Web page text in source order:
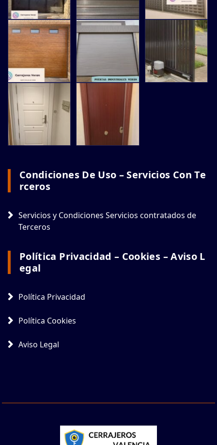
Condiciones De Uso – Servicios Con Te
Rceros
Servicios y Condiciones Servicios contratados de
Terceros
Política Privacidad – Cookies – Aviso L
Egal
Política Privacidad
Política Cookies
Aviso Legal